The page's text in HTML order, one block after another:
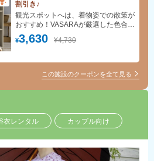
割引き♪
¥3,630 ¥4,730
観光スポットへは、着物姿での散策が
おすすめ！VASARAが厳選した色合い
豊かな着物からお好みの一着をお楽し
みください。手ぶらでOK！着付け・
この施設のクーポンを全て見る
衣レンタル カップル向け